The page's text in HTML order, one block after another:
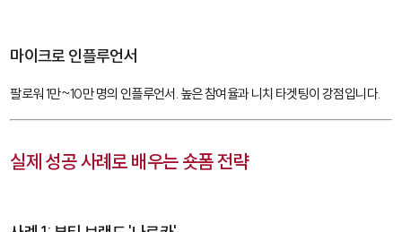
마이크로 인플루언서
팔로워 1만~10만 명의 인플루언서. 높은 참여율과 니치 타겟팅이 강점입니다.
실제 성공 사례로 배우는 숏폼 전략